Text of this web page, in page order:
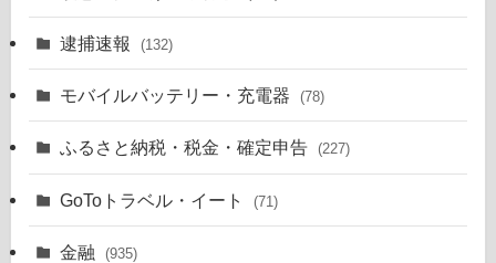
逮捕速報 (132)
モバイルバッテリー・充電器 (78)
ふるさと納税・税金・確定申告 (227)
GoToトラベル・イート (71)
金融 (935)